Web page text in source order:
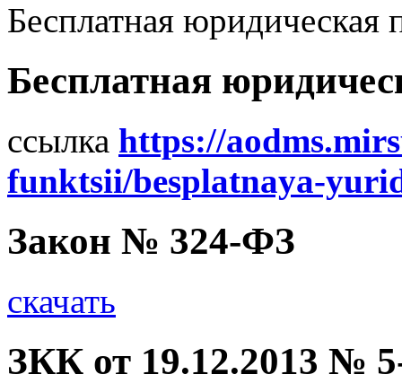
Бесплатная юридическая
Бесплатная
ссылка https://
funktsii/besplatnaya-
Закон № 324-ФЗ
скачать
ЗКК от 19.12.2013 №